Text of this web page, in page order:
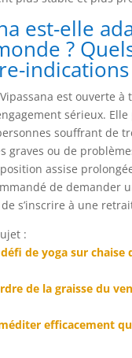
est-elle
?
indications
est ouverte à
sérieux. Elle
souffrant de
graves ou de
assise
de demander
s’inscrire à une
:
de yoga sur chaise
de la graisse du
efficacement